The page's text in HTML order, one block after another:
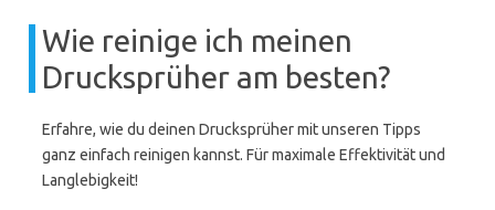
Wie reinige ich meinen
Drucksprüher am besten?
Erfahre, wie du deinen Drucksprüher mit unseren Tipps
ganz einfach reinigen kannst. Für maximale Effektivität und
Langlebigkeit!